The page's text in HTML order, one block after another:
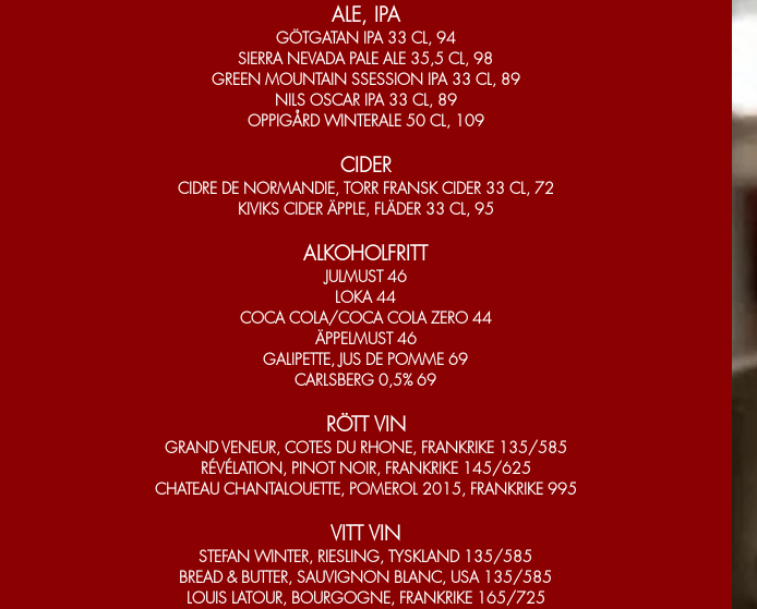
ALE, IPA
GÖTGATAN IPA 33 CL, 94
SIERRA NEVADA PALE ALE 35,5 CL, 98
GREEN MOUNTAIN SSESSION IPA 33 CL, 89
NILS OSCAR IPA 33 CL, 89
OPPIGÅRD WINTERALE 50 CL, 109
CIDER
CIDRE DE NORMANDIE, TORR FRANSK CIDER 33 CL, 72
KIVIKS CIDER ÄPPLE, FLÄDER 33 CL, 95
ALKOHOLFRITT
JULMUST 46
LOKA 44
COCA COLA/COCA COLA ZERO 44
ÄPPELMUST 46
GALIPETTE, JUS DE POMME 69
CARLSBERG 0,5% 69
RÖTT VIN
GRAND VENEUR, COTES DU RHONE, FRANKRIKE 135/585
RÉVÉLATION, PINOT NOIR, FRANKRIKE 145/625
CHATEAU CHANTALOUETTE, POMEROL 2015, FRANKRIKE 995
VITT VIN
STEFAN WINTER, RIESLING, TYSKLAND 135/585
BREAD & BUTTER, SAUVIGNON BLANC, USA 135/585
LOUIS LATOUR, BOURGOGNE, FRANKRIKE 165/725